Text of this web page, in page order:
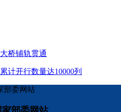
桥铺轨贯通
计开行数量达10000列
部委网站